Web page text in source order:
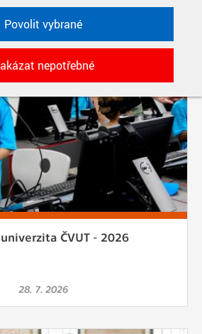
využívané aplikacemi
jejich nastavení,
relace. Jsou
fungování a jsou
anonymizovaných
které nám pomáhají
stran, které k
Povolit vybrané
nepotřebné
ČVUT - 2026
28. 7. 2026